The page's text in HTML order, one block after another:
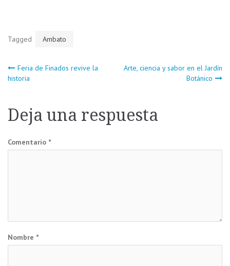
Tagged Ambato
Navegación
entradas
Feria de Finados revive la
historia
Arte, ciencia y sabor en el Jardín
Botánico
Deja una respuesta
Comentario *
Nombre *